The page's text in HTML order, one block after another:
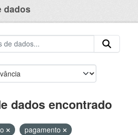
dados
dados encontrado
pagamento